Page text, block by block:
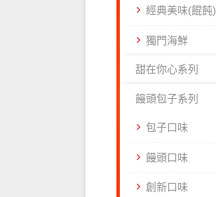
經典美味(餛飩)
獨門海鮮
甜在你心系列
饅頭包子系列
包子口味
饅頭口味
創新口味